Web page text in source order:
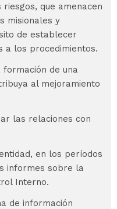
que amenacen
misionales y
de establecer
a los procedimientos.
de una
al mejoramiento
las relaciones con
en los períodos
informes sobre la
Interno.
de información